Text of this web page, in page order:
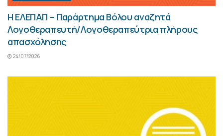
Η ΕΛΕΠΑΠ – Παράρτημα Βόλου αναζητά
Λογοθεραπευτή/Λογοθεραπεύτρια πλήρους
απασχόλησης
24/07/2026